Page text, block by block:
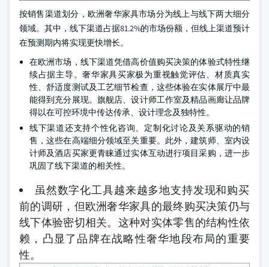
按销售渠道划分，欧洲奢华家具市场分为线上与线下两大细分
领域。其中，线下渠道占据81.2%的市场份额，但线上渠道预计
在预测期内将实现更快增长。
在欧洲市场，线下渠道凭借高价值购买决策的体验式特性继
续占据主导。奢华家具买家极为重视触觉评估、材质真实
性、舒适度测试及工艺细节检查，这些体验在实体展厅中最
能得到充分展现。旗舰店、设计师工作室及精品画廊让品牌
得以在可控环境中传达传承、设计理念及独特性。
线下渠道还支持个性化咨询、定制化讨论及关系驱动的销
售，这些在高端细分领域至关重要。此外，建筑师、室内设
计师及酒店买家更青睐通过实体互动进行项目采购，进一步
巩固了线下渠道的相关性。
虽然数字化工具越来越多地支持发现和购买
前的调研，但欧洲奢华家具的最终购买决策仍与
线下体验密切相关。这种对实体零售的结构性依
赖，凸显了品牌在战略性奢华地段布局的重要
性。